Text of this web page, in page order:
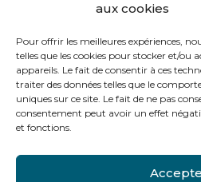
aux cookies
Pour offrir les meilleures expériences,
telles que les cookies pour stocker et/ou
appareils. Le fait de consentir à ces
traiter des données telles que le
uniques sur ce site. Le fait de ne pas
consentement peut avoir un effet
et fonctions.
Le vendredi :
de 8h à 12h30 et de 13h30 à
Notre gamme